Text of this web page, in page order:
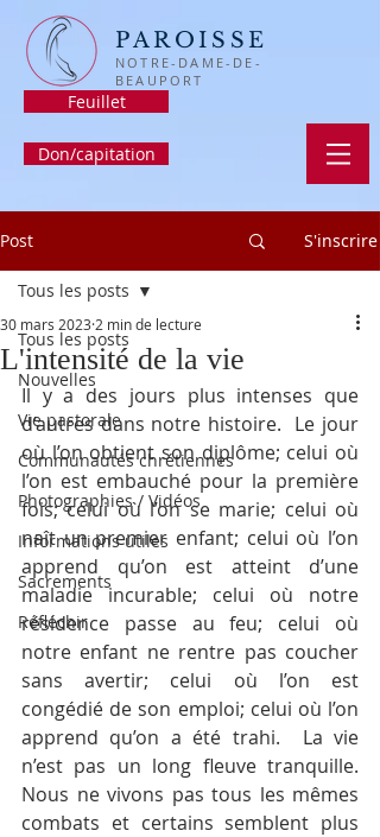
PAROISSE
NOTRE-DAME-DE-
BEAUPORT
Feuillet
Don/capitation
Post S'inscrire
Tous les posts
Nouvelles
Vie pastorale
Communautés chrétiennes
Photographies / Vidéos
Informations utiles
Sacrements
Réfléchir
Tous les posts
L'intensité de la vie
30 mars 2023 2 min de lecture
Il y a des jours plus intenses que
d’autres dans notre histoire.  Le jour
où l’on obtient son diplôme; celui où
l’on est embauché pour la première
fois; celui où l’on se marie; celui où
naît un premier enfant; celui où l’on
apprend qu’on est atteint d’une
maladie incurable; celui où notre
résidence passe au feu; celui où
notre enfant ne rentre pas coucher
sans avertir; celui où l’on est
congédié de son emploi; celui où l’on
apprend qu’on a été trahi.  La vie
n’est pas un long fleuve tranquille.
Nous ne vivons pas tous les mêmes
combats et certains semblent plus